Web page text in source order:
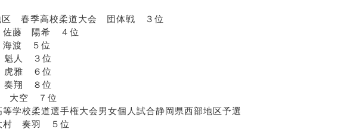
区 春季高校柔道大会 団体戦 ３位
藤 陽希 ４位
渡 ５位
人 ３位
雅 ６位
翔 ８位
大空 ７位
等学校柔道選手権大会男女個人試合静岡県西部地区予選
村 奏羽 ５位